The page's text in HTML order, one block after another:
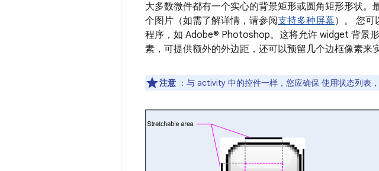
大多数微件都有一个实心的背景矩形或圆角矩形形状
个图片（如需了解详情，请参阅支持多种屏幕）。 您可
程序，如 Adobe® Photoshop。这将允许 widget 背景
素，可提供额外的外边距，还可以预留几个边框像素来
注意 ：与 activity 中的控件一样，您应确保 使用状态列表